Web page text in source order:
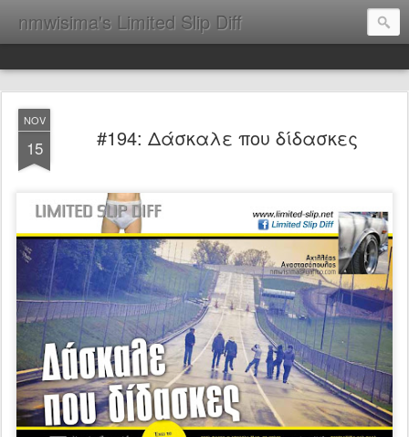
nmwisima's Limited Slip Diff
NOV
15 #194: Δάσκαλε που δίδασκες